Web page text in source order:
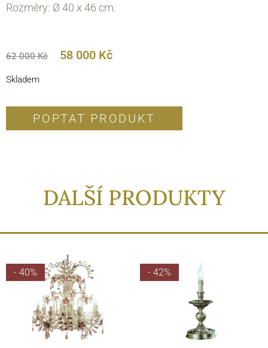
Rozměry: Ø 40 х 46 cm.
62 000Kč 58 000 Kč
Skladem
POPTAT PRODUKT
DALŠÍ PRODUKTY
- 40% - 42%